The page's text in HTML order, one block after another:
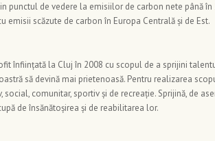
punctul de vedere la emisiilor de carbon nete până în
scăzute de carbon în Europa Centrală și de Est.
înființată la Cluj în 2008 cu scopul de a sprijini
să devină mai prietenoasă. Pentru realizarea
comunitar, sportiv și de recreație. Sprijină, de
de însănătoșirea și de reabilitarea lor.